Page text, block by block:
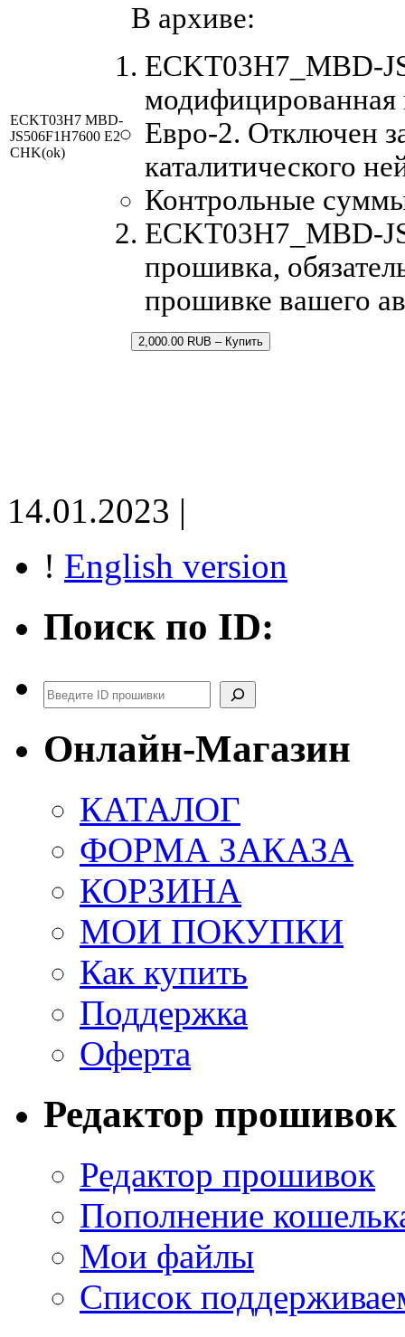
ECKT03H7 MBD-
JS506F1H7600 E2
CHK(ok)
В архиве:
ECKT03H7_MBD-
Евро-2. Отключен
каталитического
Контрольные
ECKT03H7_MBD-
прошивка,
прошивке вашего
2,000.00 RUB – Купить
14.01.2023 |
! English version
Поиск по ID:
Поиск
Онлайн-Магазин
КАТАЛОГ
ФОРМА ЗАКАЗА
КОРЗИНА
МОИ ПОКУПКИ
Как купить
Поддержка
Оферта
Редактор прошивок
Редактор прошивок
Пополнение
Мои файлы
Список